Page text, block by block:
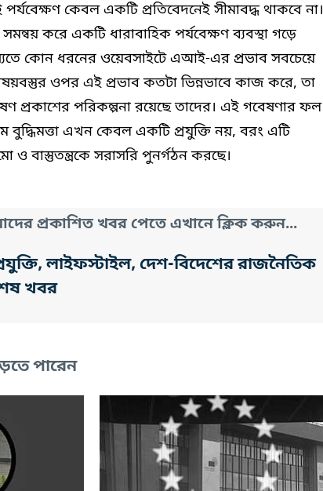
কেবল একটি প্রতিবেদনেই সীমাবদ্ধ থাকবে না।
করে একটি ধারাবাহিক পর্যবেক্ষণ ব্যবস্থা গড়ে
কোন ধরনের ওয়েবসাইটে এআই-এর প্রভাব সবচেয়ে
ওপর এই প্রভাব কতটা ভিন্নভাবে কাজ করে, তা
প্রকাশের পরিকল্পনা রয়েছে তাদের। এই গবেষণার ফল
বুদ্ধিমত্তা এখন কেবল একটি প্রযুক্তি নয়, বরং এটি
ও বাস্তুতন্ত্রকে সরাসরি পুনর্গঠন করছে।
প্রকাশিত খবর পেতে এখানে ক্লিক করুন...
লাইফস্টাইল, দেশ-বিদেশের রাজনৈতিক
খবর
পারেন